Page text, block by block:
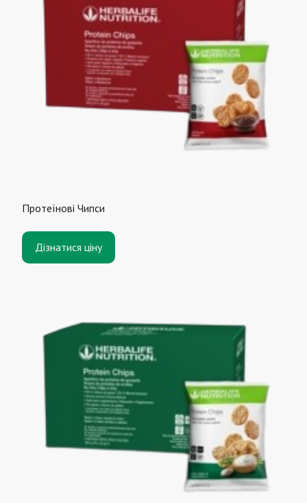
Протеїнові Чипси
Дізнатися ціну